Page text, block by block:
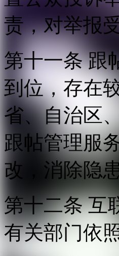
责，对举报
第十一条 跟
到位，存在
省、自治区
跟帖管理服
改，消除隐患
第十二条 互
有关部门依